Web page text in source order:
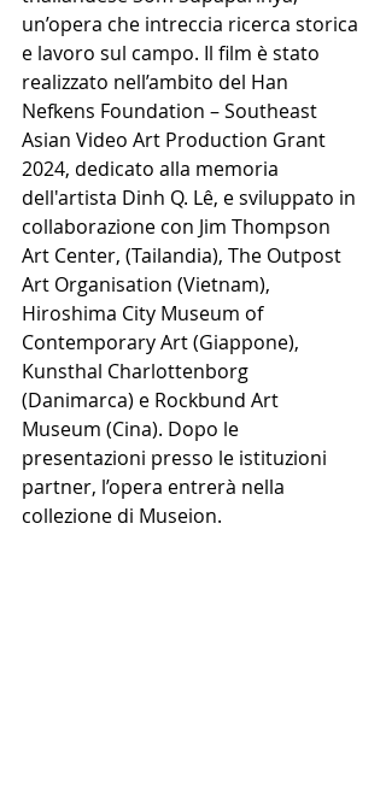
un’opera che intreccia ricerca storica
e lavoro sul campo. Il film è stato
realizzato nell’ambito del Han
Nefkens Foundation – Southeast
Asian Video Art Production Grant
2024, dedicato alla memoria
dell'artista Dinh Q. Lê, e sviluppato in
collaborazione con Jim Thompson
Art Center, (Tailandia), The Outpost
Art Organisation (Vietnam),
Hiroshima City Museum of
Contemporary Art (Giappone),
Kunsthal Charlottenborg
(Danimarca) e Rockbund Art
Museum (Cina). Dopo le
presentazioni presso le istituzioni
partner, l’opera entrerà nella
collezione di Museion.